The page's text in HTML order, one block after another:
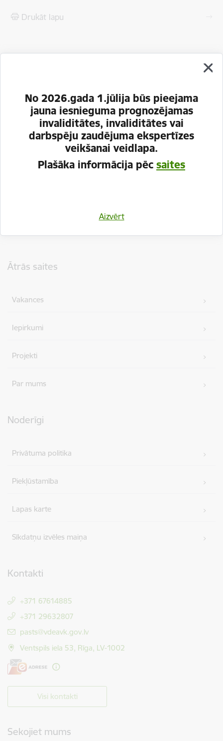
No 2026.gada 1.jūlija būs pieejama
jauna iesnieguma prognozējamas
invaliditātes, invaliditātes vai
darbspēju zaudējuma ekspertīzes
veikšanai veidlapa.
Plašāka informācija pēc saites
Aizvērt
Drukāt lapu
Sniegt atsauksmi
Ātrās saites
Vakances
Iepirkumi
Projekti
Par mums
Noderīgi
Privātuma politika
Piekļūstamība
Lapas karte
Sīkdatņu izvēles maiņa
Kontakti
+371 67614885
+371 29632807
E-pasts:
pasts@vdeavk.gov.lv
Ventspils iela 53, Rīga, LV-1002
Visi kontakti
Sekojiet mums